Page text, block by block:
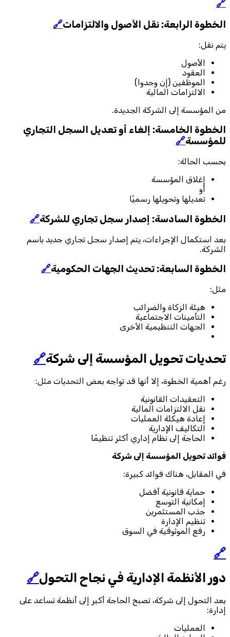
🔗
الخطوة الرابعة: نقل الأصول والالتزامات🔗
يتم نقل:
الأصول
العقود
الموظفين (إن وجدوا)
الالتزامات المالية
من المؤسسة إلى الشركة الجديدة.
الخطوة الخامسة: إلغاء أو تعديل السجل التجاري
للمؤسسة🔗
بحسب الحالة:
إغلاق المؤسسة
أو
تعديلها وتحويلها رسميًا
الخطوة السادسة: إصدار سجل تجاري للشركة🔗
بعد استكمال الإجراءات، يتم إصدار سجل تجاري جديد باسم
الشركة.
الخطوة السابعة: تحديث الجهات الحكومية🔗
مثل:
هيئة الزكاة والضرائب
التأمينات الاجتماعية
الجهات التنظيمية الأخرى
تحديات تحويل المؤسسة إلى شركة🔗
رغم أهمية الخطوة، إلا أنها قد تواجه بعض التحديات مثل:
التعقيدات القانونية
نقل الالتزامات المالية
إعادة هيكلة العمليات
التكاليف الإدارية
الحاجة إلى نظام إداري أكثر تنظيمًا
فوائد تحويل المؤسسة إلى شركة
في المقابل، هناك فوائد كبيرة:
حماية قانونية أفضل
إمكانية التوسع
جذب المستثمرين
تنظيم الإدارة
رفع الموثوقية في السوق
🔗
دور الأنظمة الإدارية في نجاح التحول🔗
بعد التحول إلى شركة، تصبح الحاجة أكبر إلى أنظمة تساعد على
إدارة:
العمليات